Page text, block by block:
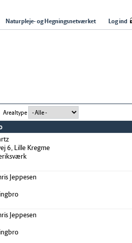
Naturpleje- og Hegningsnetværket Log ind
Arealtype
6, Lille Kregme
Jeppesen
Jeppesen